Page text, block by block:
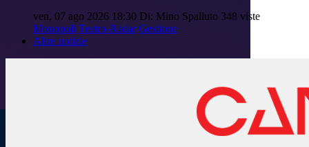
ven, 07 ago 2026 18:30 Di: Mino Spalluto 348 viste
Monopoli Teatro-Radar Gestione
Altre notizie